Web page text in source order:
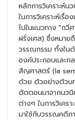
หลักการวิเคราะห์
ในการวิเคราะห์เรื่
ไปในแนวทาง "กวี
ฝรั่งเศส) ซึ่งหมาย
วรรณกรรม ทั้งในด้
องค์ประกอบและก
สัญศาสตร์ (la
ด้วย ตัวอย่างตัวบ
ตัดตอนมาจากนวนิ
ต่างๆ ในการวิเคร
มาใช้กับวรรณคดี